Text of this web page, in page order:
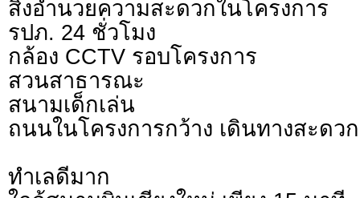
สิ่งอำนวยความสะดวกในโครงการ
รปภ. 24 ชั่วโมง
กล้อง CCTV รอบโครงการ
สวนสาธารณะ
สนามเด็กเล่น
ถนนในโครงการกว้าง เดินทางสะดวก
ทำเลดีมาก